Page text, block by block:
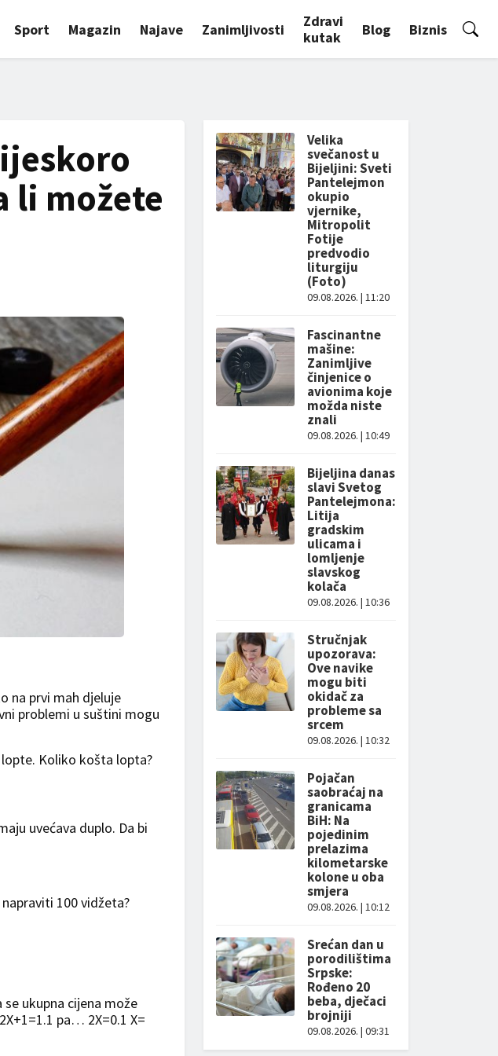
Sport Magazin Najave Zanimljivosti
Zdravi
kutak
Blog Biznis
li možete
na prvi mah djeluje
problemi u suštini mogu
Koliko košta lopta?
uvećava duplo. Da bi
100 vidžeta?
ukupna cijena može
pa… 2X=0.1 X=
Velika
svečanost u
Bijeljini: Sveti
Pantelejmon
okupio
vjernike,
Mitropolit
Fotije
predvodio
liturgiju
(Foto)
09.08.2026. | 11:20
Fascinantne
mašine:
Zanimljive
činjenice o
avionima koje
možda niste
znali
09.08.2026. | 10:49
Bijeljina danas
slavi Svetog
Pantelejmona:
Litija
gradskim
ulicama i
lomljenje
slavskog
kolača
09.08.2026. | 10:36
Stručnjak
upozorava:
Ove navike
mogu biti
okidač za
probleme sa
srcem
09.08.2026. | 10:32
Pojačan
saobraćaj na
granicama
BiH: Na
pojedinim
prelazima
kilometarske
kolone u oba
smjera
09.08.2026. | 10:12
Srećan dan u
porodilištima
Srpske:
Rođeno 20
beba, dječaci
brojniji
09.08.2026. | 09:31